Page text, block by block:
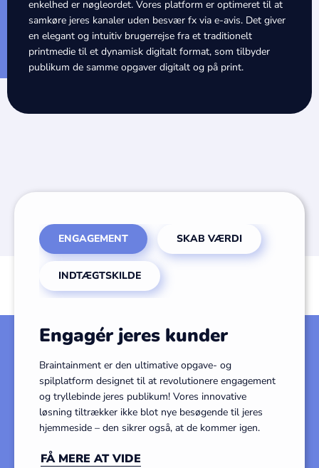
enkelhed er nøgleordet. Vores platform er optimeret til at
samkøre jeres kanaler uden besvær fx via e-avis. Det giver
en elegant og intuitiv brugerrejse fra et traditionelt
printmedie til et dynamisk digitalt format, som tilbyder
publikum de samme opgaver digitalt og på print.
ENGAGEMENT SKAB VÆRDI
INDTÆGTSKILDE
Engagér jeres kunder
Braintainment er den ultimative opgave- og
spilplatform designet til at revolutionere engagement
og tryllebinde jeres publikum! Vores innovative
løsning tiltrækker ikke blot nye besøgende til jeres
hjemmeside – den sikrer også, at de kommer igen.
FÅ MERE AT VIDE